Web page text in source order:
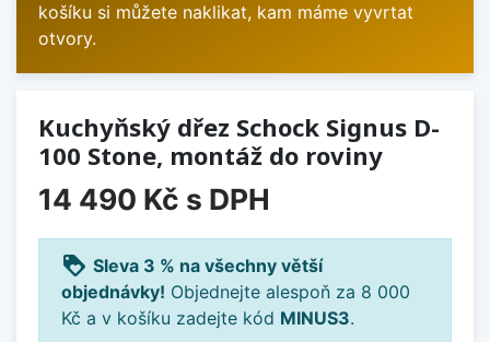
košíku si můžete naklikat, kam máme vyvrtat
otvory.
Kuchyňský dřez Schock Signus D-
100 Stone, montáž do roviny
14 490 Kč s DPH
loyalty Sleva 3 % na všechny větší
objednávky! Objednejte alespoň za 8 000
Kč a v košíku zadejte kód MINUS3.